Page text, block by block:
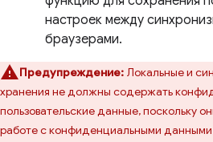
настроек между
браузерами.
Предупреждение: Локальные и
хранения не должны содержать
пользовательские данные, поскольку
работе с конфиденциальными